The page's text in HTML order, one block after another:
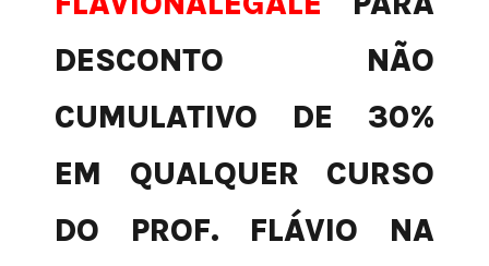
DESCONTO NÃO
CUMULATIVO DE 30%
EM QUALQUER CURSO
DO PROF. FLÁVIO NA